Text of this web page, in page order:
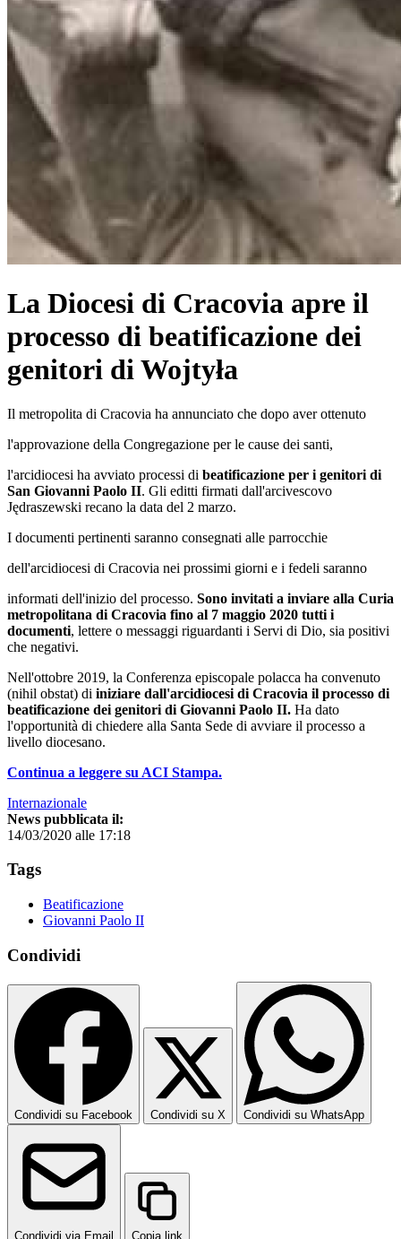
La Diocesi di Cracovia apre il
processo di beatificazione dei
genitori di Wojtyła
Il metropolita di Cracovia ha annunciato che dopo aver ottenuto
l'approvazione della Congregazione per le cause dei santi,
l'arcidiocesi ha avviato processi di beatificazione per i genitori di
San Giovanni Paolo II. Gli editti firmati dall'arcivescovo
Jędraszewski recano la data del 2 marzo.
I documenti pertinenti saranno consegnati alle parrocchie
dell'arcidiocesi di Cracovia nei prossimi giorni e i fedeli saranno
informati dell'inizio del processo. Sono invitati a inviare alla Curia
metropolitana di Cracovia fino al 7 maggio 2020 tutti i
documenti, lettere o messaggi riguardanti i Servi di Dio, sia positivi
che negativi.
Nell'ottobre 2019, la Conferenza episcopale polacca ha convenuto
(nihil obstat) di iniziare dall'arcidiocesi di Cracovia il processo di
beatificazione dei genitori di Giovanni Paolo II. Ha dato
l'opportunità di chiedere alla Santa Sede di avviare il processo a
livello diocesano.
Continua a leggere su ACI Stampa.
Internazionale
News pubblicata il:
14/03/2020 alle 17:18
Tags
Beatificazione
Giovanni Paolo II
Condividi
Condividi su Facebook Condividi su X Condividi su WhatsApp
Condividi via Email Copia link